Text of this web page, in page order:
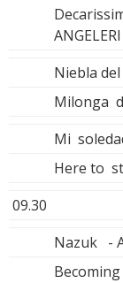
ANGELERI
Niebla
Milonga
Mi
Here to
09.30
Nazuk -